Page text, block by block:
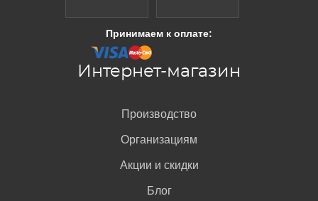
Принимаем к оплате:
Интернет-магазин
Производство
Организациям
Акции и скидки
Блог